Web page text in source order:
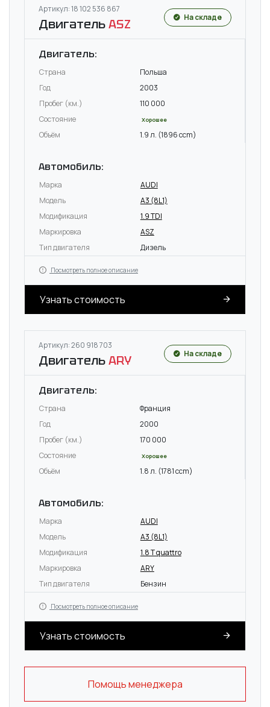
Артикул: 18 102 536 867
ДвигательASZ На складе
Двигатель:
Страна
Польша
Год
2003
Пробег (км.)
110 000
Состояние
Хорошее
Объём 1.9 л. (1896 ccm)
Автомобиль:
Марка
AUDI
Модель
A3 (8L1)
Модификация
1.9 TDI
Маркировка
ASZ
Тип двигателя
Дизель
Посмотреть полное описание
Узнать стоимость
Артикул: 260 918 703
ДвигательARY На складе
Двигатель:
Страна
Франция
Год
2000
Пробег (км.)
170 000
Состояние
Хорошее
Объём 1.8 л. (1781 ccm)
Автомобиль:
Марка
AUDI
Модель
A3 (8L1)
Модификация
1.8 T quattro
Маркировка
ARY
Тип двигателя
Бензин
Посмотреть полное описание
Узнать стоимость
Помощь менеджера